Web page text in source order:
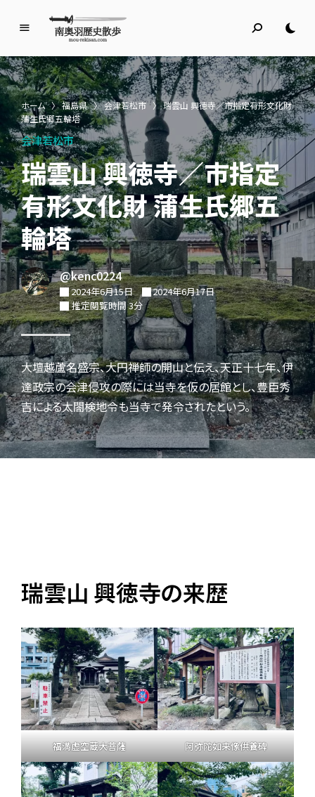
奥
羽
歴
史
散
歩
名所旧跡と館めぐり
ホーム 〉 福島県 〉 会津若松市 〉 瑞雲山 興徳寺／市指定有形文化財
蒲生氏郷五輪塔
会津若松市
瑞雲山 興徳寺／市指定
有形文化財 蒲生氏郷五
輪塔
@kenc0224
2024年6月15日
2024年6月17日
推定閲覧時間 3分
大壇越蘆名盛宗、大円禅師の開山と伝え、天正十七年、伊
達政宗の会津侵攻の際には当寺を仮の居館とし、豊臣秀
吉による太閤検地令も当寺で発令されたという。
瑞雲山 興徳寺の来歴
福満虚空蔵大菩薩 阿弥陀如来像供養碑